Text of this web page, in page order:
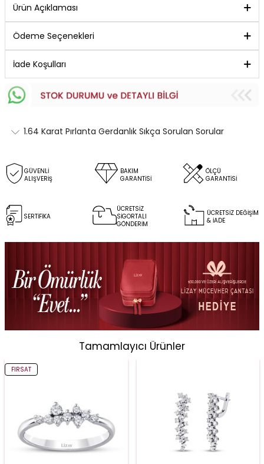
Ürün Açıklaması
Ödeme Seçenekleri
İade Koşulları
1.64 Karat Pırlanta Gerdanlık Sıkça Sorulan Sorular
GÜVENLİ
ALIŞVERİŞ
BAKIM
GARANTİSİ
ÖLÇÜ
GARANTİSİ
SERTİFİKA
ÜCRETSİZ
SİGORTALI
GÖNDERİM
ÜCRETSİZ DEĞİŞİM
& İADE
Tamamlayıcı Ürünler
FIRSAT